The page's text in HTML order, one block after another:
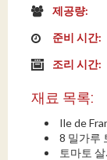
제공량:
준비 시간:
조리 시간:
재료 목록:
Ile de
8 밀가루
토마토